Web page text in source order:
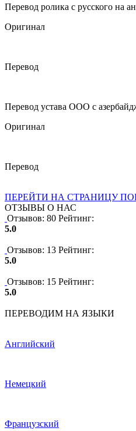
Перевод ролика с русского на
Оригинал
Перевод
Перевод устава ООО с
Оригинал
Перевод
ПЕРЕЙТИ НА СТРАНИЦУ
ОТЗЫВЫ О НАС
Отзывов: 80 Рейтинг:
5.0
Отзывов: 13 Рейтинг:
5.0
Отзывов: 15 Рейтинг:
5.0
ПЕРЕВОДИМ НА ЯЗЫКИ
Английский
Немецкий
Французский